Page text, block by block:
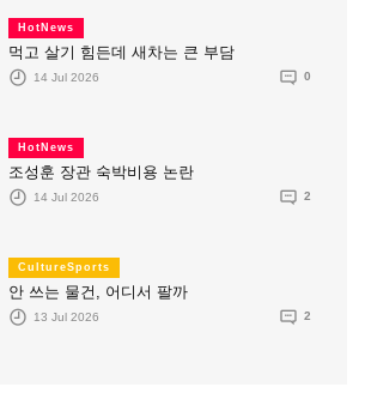
HotNews
먹고 살기 힘든데 새차는 큰 부담
14 Jul 2026 0
HotNews
조성훈 장관 숙박비용 논란
14 Jul 2026 2
CultureSports
안 쓰는 물건, 어디서 팔까
13 Jul 2026 2